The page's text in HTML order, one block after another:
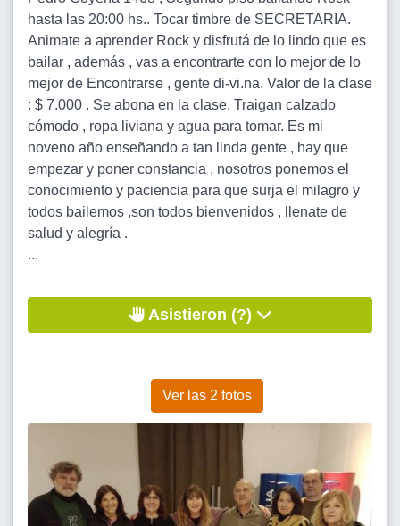
hasta las 20:00 hs.. Tocar timbre de SECRETARIA.
Animate a aprender Rock y disfrutá de lo lindo que es
bailar , además , vas a encontrarte con lo mejor de lo
mejor de Encontrarse , gente di-vi.na. Valor de la clase
: $ 7.000 . Se abona en la clase. Traigan calzado
cómodo , ropa liviana y agua para tomar. Es mi
noveno año enseñando a tan linda gente , hay que
empezar y poner constancia , nosotros ponemos el
conocimiento y paciencia para que surja el milagro y
todos bailemos ,son todos bienvenidos , llenate de
salud y alegría .
...
Asistieron (?)
Ver las 2 fotos